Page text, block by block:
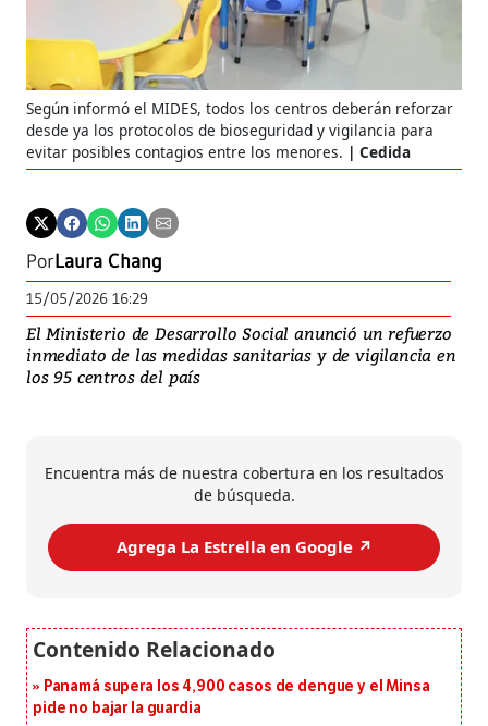
Según informó el MIDES, todos los centros deberán reforzar
desde ya los protocolos de bioseguridad y vigilancia para
evitar posibles contagios entre los menores.
Cedida
PorLaura Chang
15/05/2026 16:29
El Ministerio de Desarrollo Social anunció un refuerzo
inmediato de las medidas sanitarias y de vigilancia en
los 95 centros del país
Encuentra más de nuestra cobertura en los resultados
de búsqueda.
Agrega La Estrella en Google ↗️
Panamá supera los 4,900 casos de dengue y el Minsa
pide no bajar la guardia